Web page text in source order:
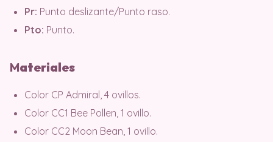
Pr: Punto deslizante/Punto raso.
Pto: Punto.
Materiales
Color CP Admiral, 4 ovillos.
Color CC1 Bee Pollen, 1 ovillo.
Color CC2 Moon Bean, 1 ovillo.